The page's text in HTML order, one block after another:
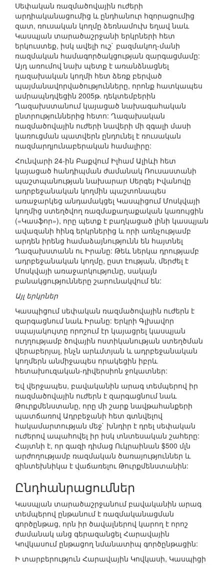
Սեփական ռազմածովային ուժերի
արդիականացումից և ընդհանուր հզորացումից
զատ, ռուսական կողմը ձեռնամուխ եղավ նաև
Կասպյան տարածաշրջանի երկրների հետ
երկուստեք, իսկ ավելի ուշ` բազմակող-մանի
ռազմական համագործակցության զարգացմամը:
Այդ առումով նախ պետք է առանձնացնել
ղազախական կողմի հետ ձեռք բերված
պայմանավորվածությունները, որոնք հատկապես
ամրապնդվեցին 2005թ. դեկտեմբերին
Ղազախստանում կայացած նախագահական
ընտրություններից հետո: Ղազախական
ռազմածովային ուժերի նավերի մի զգալի մասի
կառուցման պատվերն ընդունել է ռուսական
ռազմարդյունաբերական համալիրը:
Հունվարի 24-ին Բաքվում Իլհամ Ալիևի հետ
կայացած հանդիպման ժամանակ Ռուսաստանի
պաշտպանության նախարար Սերգեյ Իվանովը
ադրբեջանական կողմին պաշտոնապես
առաջարկեց անդամակցել Կասպիցում Մոսկվայի
կողմից ստեղծվող ռազմաքաղաքական կառույցին
(«Կասֆոր»), որը պետք է բաղկացած լինի կասպյան
ավազանի հինգ երկրներից և որի առնչությամբ
արդեն իրենց համաձայնությունն են հայտնել
Ղազախստանն ու Իրանը: Թեև ներկա դրությամբ
ադրբեջանական կողմը, ըստ էության, մերժել է
Մոսկվայի առաջարկությունը, սակայն
բանակցությունները շարունակվում են:
Այլ երկրներ
Կասպիցում սեփական ռազմածովային ուժերն է
զարգացնում նաև Իրանը: Երկրի Գլխավոր
սպայակույտը որոշում էր կայացրել կասպյան
ուղղությամբ ծովային ոստիկանության ստեղծման
վերաբերյալ, ինչն արևմտյան և ադրբեջանական
կողմերն անմիջապես որակեցին իբրև
հետախուզական-դիվերսիոն ջոկատներ:
Եվ վերջապես, բավականին արագ տեմպերով իր
ռազմածովային ուժերն է զարգացնում նաև
Թուրքմենստանը, որը մի շարք նավթահանքերի
պատճառով Ադրբեջանի հետ գտնվելով
հակամարտության մեջ` խնդիր է դրել սեփական
ուժերով ապահովել իր իսկ տնտեսական շահերը:
Հայտնի է, որ գազի դիմաց Ուկրաինան $500 մլն
արժողությամբ ռազմական ծառայություններ և
զինտեխնիկա է վաճառելու Թուրքմենստանին:
Ընդհանրացումներ
Կասպյան տարածաշրջանում բավականին արագ
տեմպերով ընթանում է ռազմականացման
գործընթաց, որն իր ծավալներով կարող է որոշ
ժամանակ անց գերազանցել Հարավային
Կովկասում ընթացող նմանատիպ գործընթացին:
Ի տարբերություն Հարավային Կովկասի, Կասպիցի